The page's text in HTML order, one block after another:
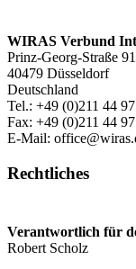
WIRAS Verbund
Prinz-Georg-Straße 91
40479 Düsseldorf
Deutschland
Tel.: +49 (0)211 44
Fax: +49 (0)211 44
E-Mail:
Rechtliches
Verantwortlich für
Robert Scholz